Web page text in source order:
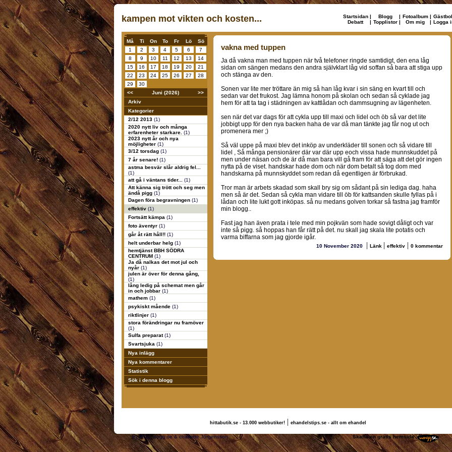
kampen mot vikten och kosten... Startsidan | Blogg | Fotoalbum |
Debatt
| Topplistor | Om mig | Logga
Må Ti On To Fr Lö
Sö
1
2 3 4 5 6
7
8
9 10 11 12 13
14
15
16 17 18 19 20
21
22
23 24 25 26 27
28
29
30
<<
Juni (2026)
>>
Arkiv
Kategorier
2/12 2013 (1)
2020 nytt liv och många
erfarenheter starkare. (1)
2023 nytt år och nya
möjligheter (1)
3/12 torsdag (1)
7 år senare! (1)
astma besvär slår aldrig fel...
(1)
att gå i väntans tider... (1)
Att känna sig trött och seg men
ändå pigg (1)
Dagen föra begravningen (1)
effektiv (1)
Fortsätt kämpa (1)
foto äventyr (1)
går åt rätt håll!! (1)
helt underbar helg (1)
hemtjänst BBH SÖDRA
CENTRUM (1)
Ja då nalkas det mot jul och
nyår (1)
julen är över för denna gång,
(1)
lång ledig på schemat men går
in och jobbar (1)
mathem (1)
psykiskt mående (1)
riktlinjer (1)
stora förändringar nu framöver
(1)
Sulfa preparat(1)
Svartsjuka (1)
Nya inlägg
Nya kommentarer
Statistik
Sök i denna blogg
vakna med tuppen
Ja då vakna man med tuppen när två telefoner ringde samtidigt, den ena låg
sidan om sängen medans den andra självklart låg vid soffan så bara att stiga upp
och stänga av den.
Sonen var lite mer tröttare än mig så han låg kvar i sin säng en kvart till och
sedan var det frukost. Jag lämna honom på skolan och sedan så cyklade jag
hem för att ta tag i städningen av kattlådan och dammsugning av lägenheten.
sen när det var dags för att cykla upp till maxi och lidel och öb så var det lite
jobbigt upp för den nya backen haha de var då man tänkte jag får nog ut och
promenera mer ;)
Så väl uppe på maxi blev det inköp av underkläder till sonen och så vidare till
lidel , Så många pensionärer där var där upp eoch vissa hade munnskuddet på
men under näsan och de är då man bara vill gå fram för att säga att det gör ingen
nytta på de viset. handskar hade dom och när dom betalt så tog dom med
handskarna på munnskyddet som redan då egentligen är förbrukad.
Tror man är arbets skadad som skall bry sig om sådant på sin lediga dag. haha
men så är det. Sedan så cykla man vidare till öb för kattsanden skulle fyllas på i
lådan och lite lukt gott inköpas. så nu medans golven torkar så fastna jag framför
min blogg..
Fast jag han även prata i tele med min pojkvän som hade sovigt dåligt och var
inte så pigg. så hoppas han får rätt på det. nu skall jag skala lite potatis och
varma biffarna som jag gjorde igår.
10 November 2020 | Länk | effektiv | 0 kommentar
hittabutik.se - 13.000 webbutiker!| ehandelstips.se - allt om ehandel
(c) 2011, nogg.se & charlotte Jörgensson Skaffa en gratis hemsida